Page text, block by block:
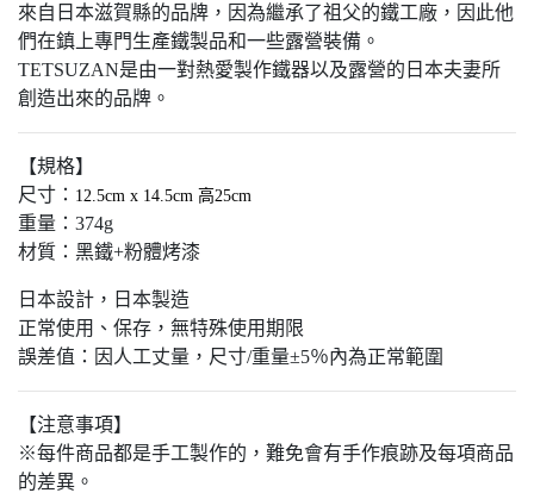
來自日本滋賀縣的品牌，因為繼承了祖父的鐵工廠，因此他
們在鎮上專門生產鐵製品和一些露營裝備。
TETSUZAN是由一對熱愛製作鐵器以及露營的日本夫妻所
創造出來的品牌。
【規格】
尺寸： 12.5cm x 14.5cm 高25cm
重量：374g
材質：黑鐵+粉體烤漆
日本設計，日本製造
正常使用、保存，無特殊使用期限
誤差值：因人工丈量，尺寸/重量±5％內為正常範圍
【注意事項】
※每件商品都是手工製作的，難免會有手作痕跡及每項商品
的差異。